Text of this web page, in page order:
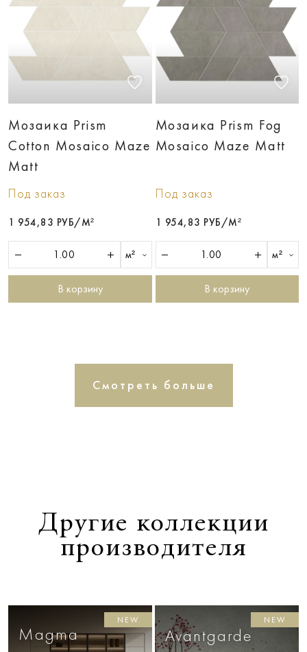
Мозаика Prism
Cotton Mosaico Maze
Matt
Под заказ
1 954,83 РУБ/М²
м²
В корзину
Мозаика Prism Fog
Mosaico Maze Matt
Под заказ
1 954,83 РУБ/М²
м²
В корзину
Смотреть больше
Другие коллекции
производителя
Magma
NEW
Avantgarde
NEW